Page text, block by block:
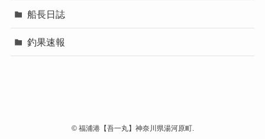
船長日誌
釣果速報
©福浦港【吾一丸】神奈川県湯河原町.